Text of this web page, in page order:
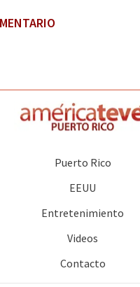
Puerto Rico
EEUU
Entretenimiento
Videos
Contacto